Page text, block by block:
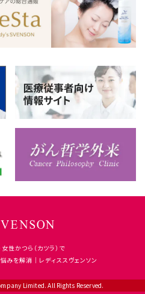
性かつら（カツラ）で
みを解消｜レディススヴェンソン
Limited. All Rights Reserved.